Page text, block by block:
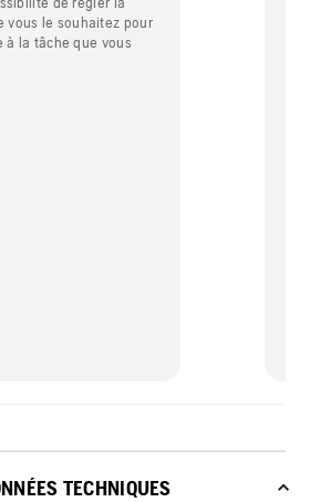
vous le souhaitez pour
la tâche que vous
TECHNIQUES